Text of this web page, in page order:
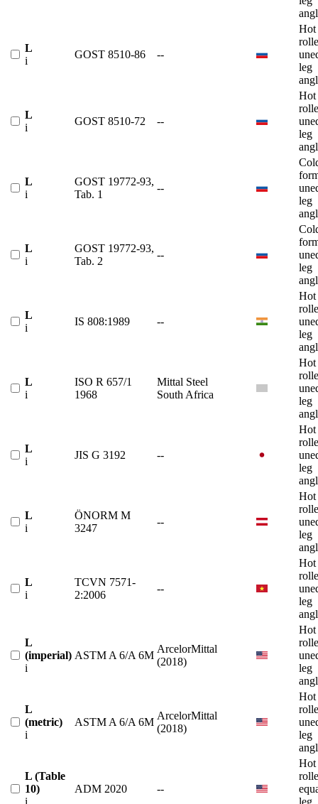
L
i
GOST 8510-86 --
Hot
leg
L
i
GOST 8510-72 --
Hot
leg
L
i
GOST 19772-93,
Tab. 1
--
leg
L
i
GOST 19772-93,
Tab. 2
--
leg
L
i
IS 808:1989 --
Hot
leg
L
i
ISO R 657/1
1968
Mittal Steel
South Africa
Hot
leg
L
i
JIS G 3192 --
Hot
leg
L
i
ÖNORM M
3247
--
Hot
leg
L
i
TCVN 7571-
2:2006
--
Hot
leg
L
(imperial)
i
ASTM A 6/A 6M
ArcelorMittal
(2018)
Hot
leg
L
(metric)
i
ASTM A 6/A 6M
ArcelorMittal
(2018)
Hot
leg
L (Table
10)
ADM 2020 --
Hot